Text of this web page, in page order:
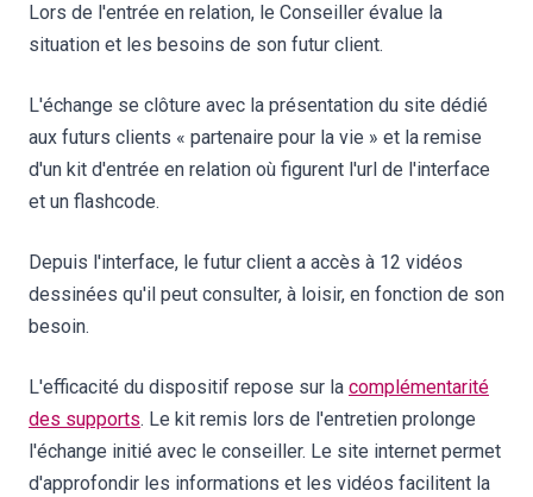
Lors de l'entrée en relation, le Conseiller évalue la
situation et les besoins de son futur client.
L'échange se clôture avec la présentation du site dédié
aux futurs clients « partenaire pour la vie » et la remise
d'un kit d'entrée en relation où figurent l'url de l'interface
et un flashcode.
Depuis l'interface, le futur client a accès à 12 vidéos
dessinées qu'il peut consulter, à loisir, en fonction de son
besoin.
L'efficacité du dispositif repose sur la complémentarité
des supports. Le kit remis lors de l'entretien prolonge
l'échange initié avec le conseiller. Le site internet permet
d'approfondir les informations et les vidéos facilitent la